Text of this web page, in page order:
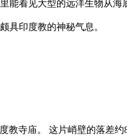
能看见大型的远洋生物从
具印度教的神秘气息。
寺庙。 这片峭壁的落差